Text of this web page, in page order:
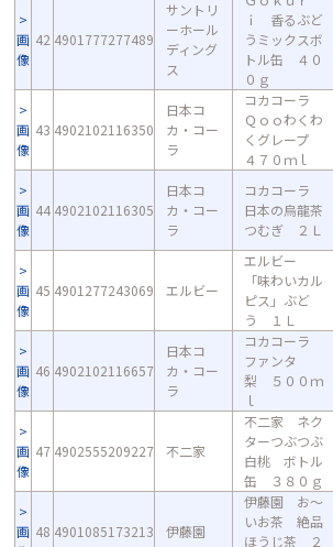
画
像
42 4901777277489
サントリ
ーホール
ディング
ス
ｉ 香るぶど
うミックスボ
トル缶 ４０
０ｇ
画
像
43 4902102116350
日本コ
カ・コー
ラ
コカコーラ
Ｑｏｏわくわ
くグレープ
４７０ｍｌ
画
像
44 4902102116305
日本コ
カ・コー
ラ
コカコーラ
日本の烏龍茶
つむぎ ２Ｌ
画
像
45 4901277243069 エルビー
エルビー
「味わいカル
ピス」ぶど
う １Ｌ
画
像
46 4902102116657
日本コ
カ・コー
ラ
コカコーラ
ファンタ
梨 ５００ｍ
ｌ
画
像
47 4902555209227 不二家
不二家 ネク
ターつぶつぶ
白桃 ボトル
缶 ３８０ｇ
画 48 4901085173213 伊藤園
伊藤園 お～
いお茶 絶品
ほうじ茶 ２